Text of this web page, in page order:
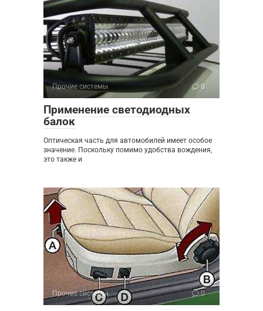
Прочие системы 0
Применение светодиодных
балок
Оптическая часть для автомобилей имеет особое
значение. Поскольку помимо удобства вождения,
это также и
Прочие системы 0